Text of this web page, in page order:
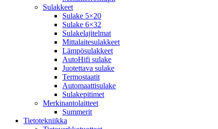
Sulakkeet
Sulake 5×20
Sulake 6×32
Sulakelajitelmat
Mittalaitesulakkeet
Lämpösulakkeet
AutoHifi sulake
Juotettava sulake
Termostaatit
Automaattisulake
Sulakepitimet
Merkinantolaitteet
Summerit
Tietotekniikka